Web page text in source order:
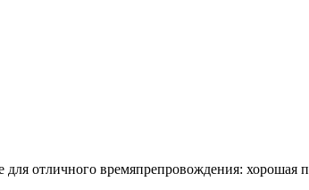
отличного времяпрепровождения: